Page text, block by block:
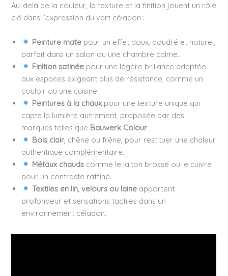
Au-delà de la couleur, la texture et la finition jouent un rôle
clé dans l’expression du vert céladon :
Peinture mate pour un effet doux, poudré et naturel,
parfait dans un salon ou une chambre calme.
Finition satinée pour une légère brillance adaptée
aux espaces exigeant plus de résistance, comme un
couloir ou une cuisine.
Peintures à la chaux pour une texture unique qui
capte la lumière autrement, proposée par des
marques telles que Bauwerk Colour.
Bois clair , chêne ou frêne, pour restituer une chaleur
authentique complémentaire.
Métaux chauds comme le laiton brossé ou le cuivre
pour un contraste raffiné.
Textiles en lin, velours ou laine apportent
profondeur et sensations tactiles dans un
environnement céladon.